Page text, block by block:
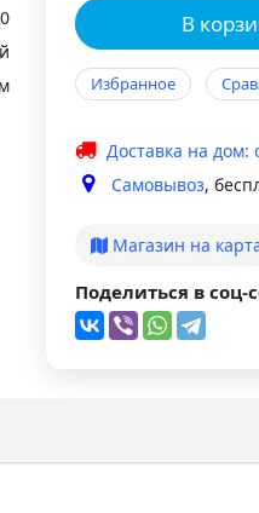
В
Избранное
Доставка на дом:
Самовывоз,
Магазин на
Поделиться в соц-